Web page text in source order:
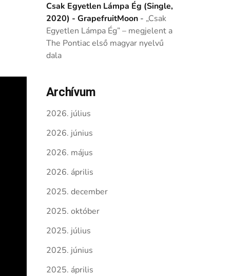
Csak Egyetlen Lámpa Ég (Single,
2020) - GrapefruitMoon- „Csak
Egyetlen Lámpa Ég” – megjelent a
The Pontiac első magyar nyelvű
dala
Archívum
2026. július
2026. június
2026. május
2026. április
2025. december
2025. október
2025. július
2025. június
2025. április